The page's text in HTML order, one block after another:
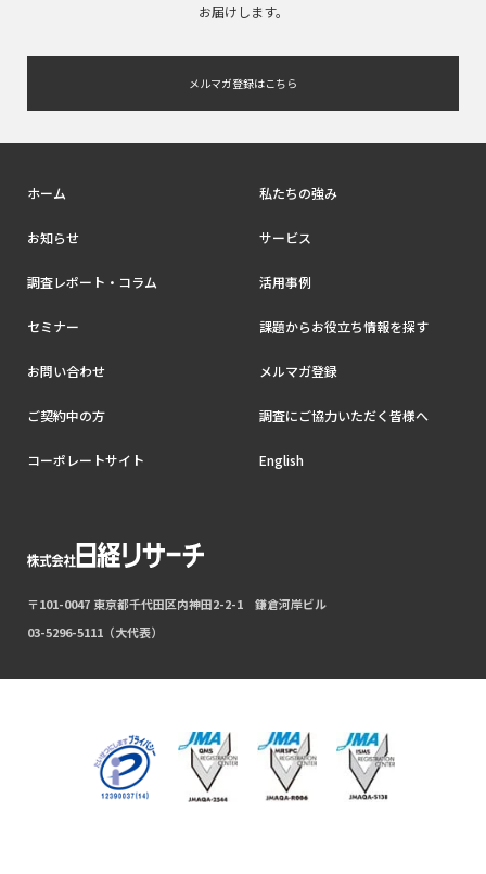
お届けします。
メルマガ登録はこちら
ホーム 私たちの強み
お知らせ サービス
調査レポート・コラム 活用事例
セミナー 課題からお役立ち情報を探す
お問い合わせ メルマガ登録
ご契約中の方 調査にご協力いただく皆様へ
コーポレートサイト English
〒101-0047 東京都千代田区内神田2-2-1 鎌倉河岸ビル
03-5296-5111（大代表）